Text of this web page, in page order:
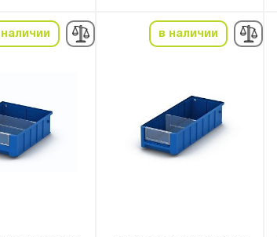
наличии в наличии